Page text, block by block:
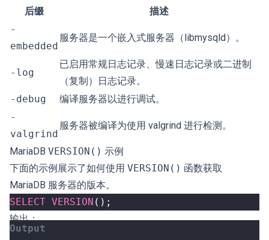
后缀
描述
-
embedded
服务器是一个嵌入式服务器（libmysqld）。
-log
已启用常规日志记录、慢速日志记录或二进制
（复制）日志记录。
-debug
编译服务器以进行调试。
-
valgrind
服务器被编译为使用 valgrind 进行检测。
MariaDB VERSION() 示例
下面的示例展示了如何使用 VERSION() 函数获取
MariaDB 服务器的版本。
SELECT VERSION ();
输出：